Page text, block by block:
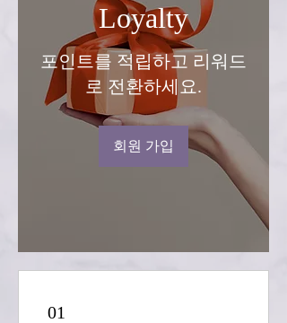
Loyalty
포인트를 적립하고 리워드
로 전환하세요.
회원 가입
01